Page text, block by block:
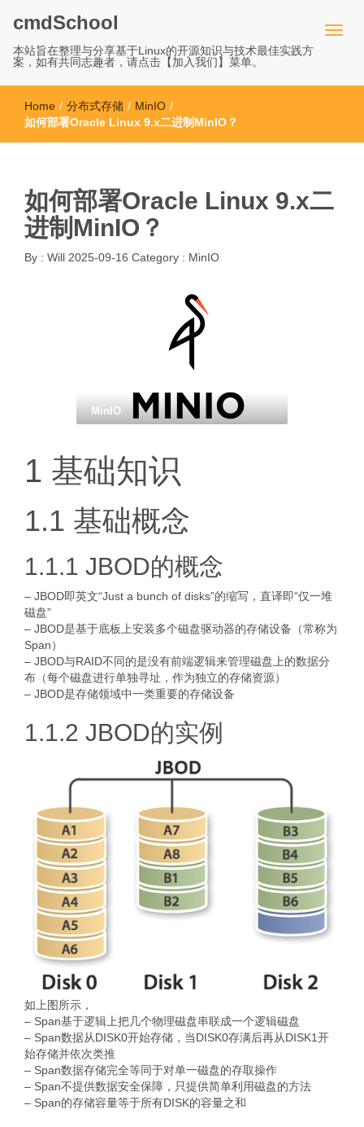
cmdSchool
本站旨在整理与分享基于Linux的开源知识与技术最佳实践方
案，如有共同志趣者，请点击【加入我们】菜单。
Home / 分布式存储 / MinIO /
如何部署Oracle Linux 9.x二进制MinIO？
如何部署Oracle Linux 9.x二
进制MinIO？
By : Will 2025-09-16 Category : MinIO
MinIO
1 基础知识
1.1 基础概念
1.1.1 JBOD的概念
– JBOD即英文“Just a bunch of disks”的缩写，直译即“仅一堆
磁盘”
– JBOD是基于底板上安装多个磁盘驱动器的存储设备（常称为
Span）
– JBOD与RAID不同的是没有前端逻辑来管理磁盘上的数据分
布（每个磁盘进行单独寻址，作为独立的存储资源）
– JBOD是存储领域中一类重要的存储设备
1.1.2 JBOD的实例
如上图所示，
– Span基于逻辑上把几个物理磁盘串联成一个逻辑磁盘
– Span数据从DISK0开始存储，当DISK0存满后再从DISK1开
始存储并依次类推
– Span数据存储完全等同于对单一磁盘的存取操作
– Span不提供数据安全保障，只提供简单利用磁盘的方法
– Span的存储容量等于所有DISK的容量之和